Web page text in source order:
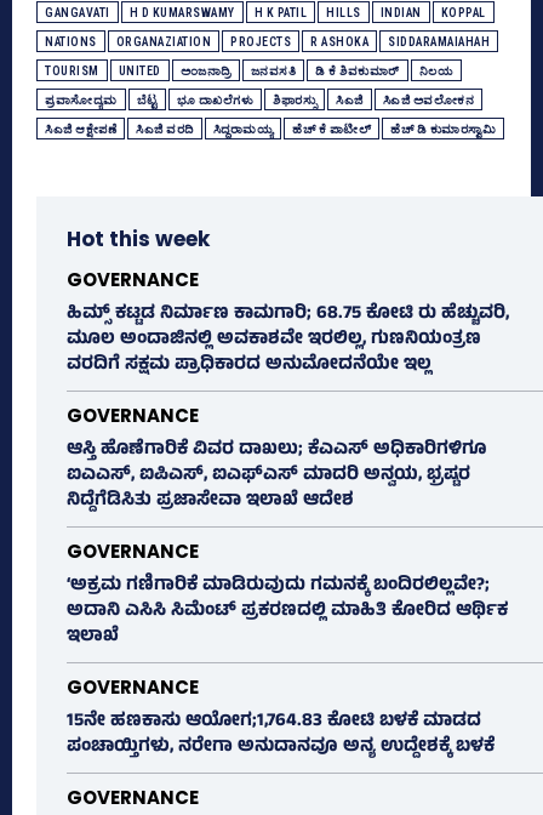
GANGAVATI H D KUMARSWAMY H K PATIL HILLS INDIAN KOPPAL
NATIONS ORGANAZIATION PROJECTS R ASHOKA SIDDARAMAIAHAH
TOURISM UNITED ಅಂಜನಾದ್ರಿ ಜನವಸತಿ ಡಿ ಕೆ ಶಿವಕುಮಾರ್ ನಿಲಯ
ಪ್ರವಾಸೋದ್ಯಮ ಬೆಟ್ಟ ಭೂ ದಾಖಲೆಗಳು ಶಿಫಾರಸ್ಸು ಸಿಎಜಿ ಸಿಎಜಿ ಅವಲೋಕನ
ಸಿಎಜಿ ಆಕ್ಷೇಪಣೆ ಸಿಎಜಿ ವರದಿ ಸಿದ್ದರಾಮಯ್ಯ ಹೆಚ್‌ ಕೆ ಪಾಟೀಲ್‌ ಹೆಚ್‌ ಡಿ ಕುಮಾರಸ್ವಾಮಿ
Hot this week
GOVERNANCE
ಹಿಮ್ಸ್‌ ಕಟ್ಟಡ ನಿರ್ಮಾಣ ಕಾಮಗಾರಿ; 68.75 ಕೋಟಿ ರು ಹೆಚ್ಚುವರಿ,
ಮೂಲ ಅಂದಾಜಿನಲ್ಲಿ ಅವಕಾಶವೇ ಇರಲಿಲ್ಲ, ಗುಣನಿಯಂತ್ರಣ
ವರದಿಗೆ ಸಕ್ಷಮ ಪ್ರಾಧಿಕಾರದ ಅನುಮೋದನೆಯೇ ಇಲ್ಲ
GOVERNANCE
ಆಸ್ತಿ ಹೊಣೆಗಾರಿಕೆ ವಿವರ ದಾಖಲು; ಕೆಎಎಸ್ ಅಧಿಕಾರಿಗಳಿಗೂ
ಐಎಎಸ್‌, ಐಪಿಎಸ್‌, ಐಎಫ್‌ಎಸ್‌ ಮಾದರಿ ಅನ್ವಯ, ಭ್ರಷ್ಟರ
ನಿದ್ದೆಗೆಡಿಸಿತು ಪ್ರಜಾಸೇವಾ ಇಲಾಖೆ ಆದೇಶ
GOVERNANCE
‘ಅಕ್ರಮ ಗಣಿಗಾರಿಕೆ ಮಾಡಿರುವುದು ಗಮನಕ್ಕೆ ಬಂದಿರಲಿಲ್ಲವೇ?;
ಅದಾನಿ ಎಸಿಸಿ ಸಿಮೆಂಟ್ ಪ್ರಕರಣದಲ್ಲಿ ಮಾಹಿತಿ ಕೋರಿದ ಆರ್ಥಿಕ
ಇಲಾಖೆ
GOVERNANCE
15ನೇ ಹಣಕಾಸು ಆಯೋಗ;1,764.83 ಕೋಟಿ ಬಳಕೆ ಮಾಡದ
ಪಂಚಾಯ್ತಿಗಳು, ನರೇಗಾ ಅನುದಾನವೂ ಅನ್ಯ ಉದ್ದೇಶಕ್ಕೆ ಬಳಕೆ
GOVERNANCE